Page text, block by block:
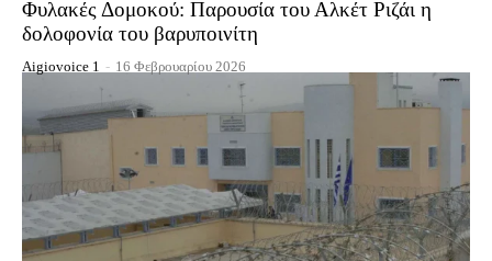
Φυλακές Δομοκού: Παρουσία του Αλκέτ Ριζάι η
δολοφονία του βαρυποινίτη
Aigiovoice 1 - 16 Φεβρουαρίου 2026